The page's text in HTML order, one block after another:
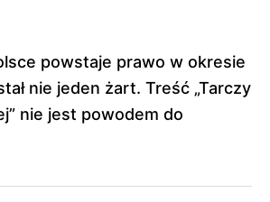
powstaje prawo w okresie
nie jeden żart. Treść „Tarczy
nie jest powodem do